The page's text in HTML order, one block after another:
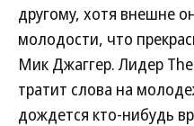
другому, хотя внешне
молодости, что
Мик Джаггер. Лидер
тратит слова на
дождется кто-нибудь